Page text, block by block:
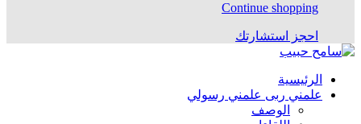
Continue shopping
احجز استشارتك
الرئيسية
علمني ربى علمني رسولي
الوصف